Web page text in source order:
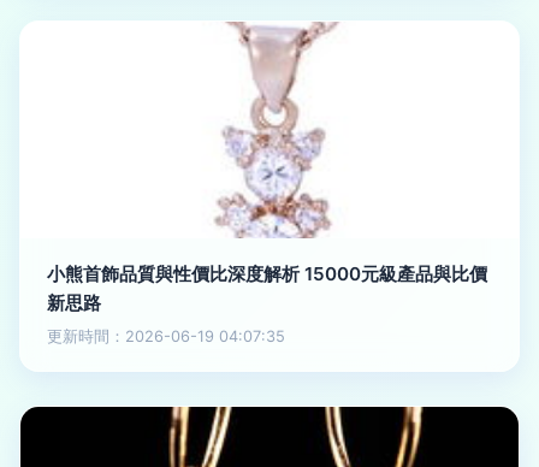
小熊首飾品質與性價比深度解析 15000元級產品與比價
新思路
更新時間：2026-06-19 04:07:35